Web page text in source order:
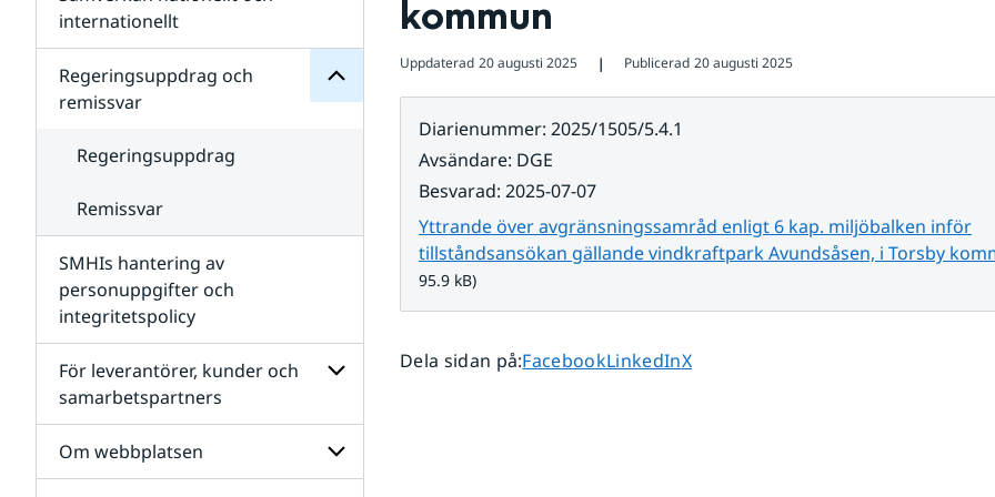
organisation
internationellt
Undersidor
för
Samverkan
internationellt
Regeringsuppdrag och
remissvar
Regeringsuppdrag
Remissvar
SMHIs hantering av
personuppgifter och
integritetspolicy
För leverantörer, kunder och
samarbetspartners
Undersidor
för
Om webbplatsen
kommun
Uppdaterad 20 augusti 2025 ❘ Publicerad 20 augusti 2025
Diarienummer: 2025/1505/5.4.1
Avsändare: DGE
Besvarad: 2025-07-07
Yttrande över avgränsningssamråd enligt 6 kap. miljöbalken inför
tillståndsansökan gällande vindkraftpark Avundsåsen, i Torsby
95.9 kB)
Dela sidan på:Dela sidan på
FacebookDela sidan på
LinkedInDela sidan på
X